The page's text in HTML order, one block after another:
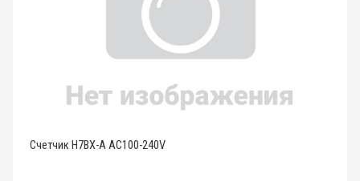
Счетчик H7BX-A AC100-240V